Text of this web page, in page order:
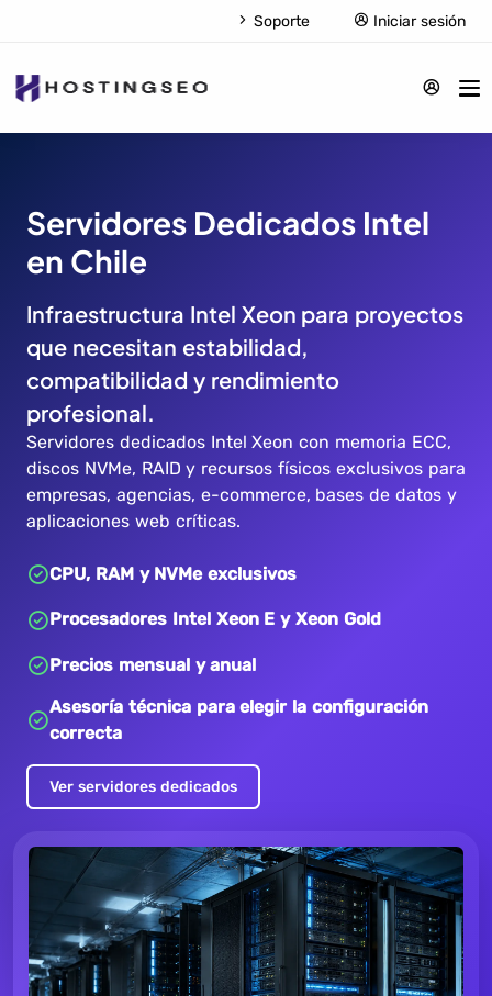
Soporte Iniciar sesión
Servidores Dedicados Intel
en Chile
Infraestructura Intel Xeon para proyectos
que necesitan estabilidad,
compatibilidad y rendimiento
profesional.
Servidores dedicados Intel Xeon con memoria ECC,
discos NVMe, RAID y recursos físicos exclusivos para
empresas, agencias, e-commerce, bases de datos y
aplicaciones web críticas.
CPU, RAM y NVMe exclusivos
Procesadores Intel Xeon E y Xeon Gold
Precios mensual y anual
Asesoría técnica para elegir la configuración
correcta
Ver servidores dedicados